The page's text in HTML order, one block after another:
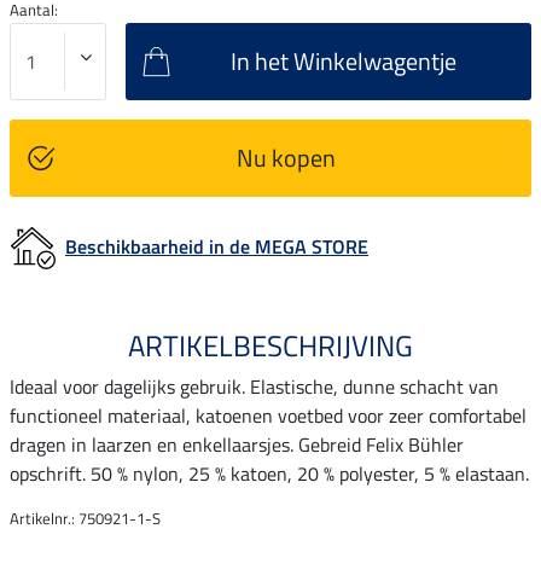
Aantal:
In het Winkelwagentje
Nu kopen
Beschikbaarheid in de MEGA STORE
ARTIKELBESCHRIJVING
Ideaal voor dagelijks gebruik. Elastische, dunne schacht van
functioneel materiaal, katoenen voetbed voor zeer comfortabel
dragen in laarzen en enkellaarsjes. Gebreid Felix Bühler
opschrift. 50 % nylon, 25 % katoen, 20 % polyester, 5 % elastaan.
Artikelnr.: 750921-1-S